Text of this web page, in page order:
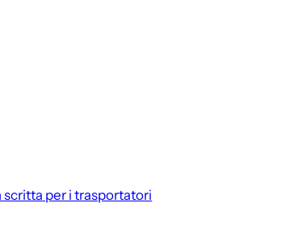
scritta per i trasportatori